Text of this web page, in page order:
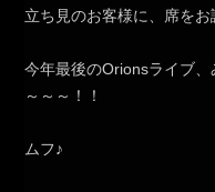
立ち見のお客様に、席をお
今年最後のOrionsライブ
～～～！！
ムフ♪